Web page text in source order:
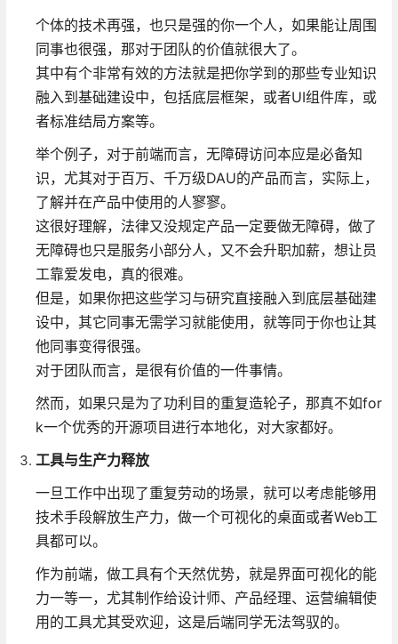
个体的技术再强，也只是强的你一个人，如果能让周围
同事也很强，那对于团队的价值就很大了。
其中有个非常有效的方法就是把你学到的那些专业知识
融入到基础建设中，包括底层框架，或者UI组件库，或
者标准结局方案等。
举个例子，对于前端而言，无障碍访问本应是必备知
识，尤其对于百万、千万级DAU的产品而言，实际上，
了解并在产品中使用的人寥寥。
这很好理解，法律又没规定产品一定要做无障碍，做了
无障碍也只是服务小部分人，又不会升职加薪，想让员
工靠爱发电，真的很难。
但是，如果你把这些学习与研究直接融入到底层基础建
设中，其它同事无需学习就能使用，就等同于你也让其
他同事变得很强。
对于团队而言，是很有价值的一件事情。
然而，如果只是为了功利目的重复造轮子，那真不如for
k一个优秀的开源项目进行本地化，对大家都好。
工具与生产力释放
一旦工作中出现了重复劳动的场景，就可以考虑能够用
技术手段解放生产力，做一个可视化的桌面或者Web工
具都可以。
作为前端，做工具有个天然优势，就是界面可视化的能
力一等一，尤其制作给设计师、产品经理、运营编辑使
用的工具尤其受欢迎，这是后端同学无法驾驭的。